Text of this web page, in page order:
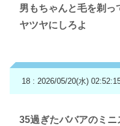
男もちゃんと毛を剃っ
ヤツヤにしろよ
18 : 2026/05/20(水)
35過ぎたババアのミニ